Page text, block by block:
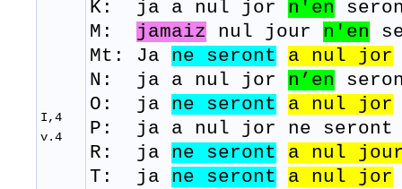
I,4
v.4
K: j a a nul j or n'en
M: jamaiz nul j our n'en
Mt: Ja ne seront a nul jor
N: j a a nul j or n’en
O: ja ne seront a nul
jor
P: j a a nul j or ne seront
R: ja ne seront a nul j
T: ja ne seront a nul j or